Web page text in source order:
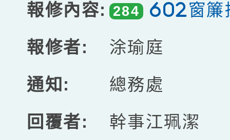
284 602窗簾
涂瑜庭
總務處
幹事江珮潔